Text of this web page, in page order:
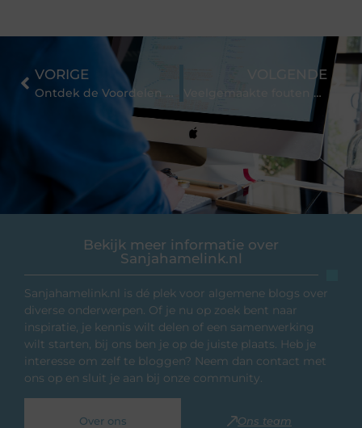
Bekijk meer informatie over
Sanjahamelink.nl
Sanjahamelink.nl is dé plek voor algemene blogs over
diverse onderwerpen. Of je nu op zoek bent naar
inspiratie, je kennis wilt delen of een samenwerking
wilt starten, bij ons ben je op de juiste plaats. Heb je
interesse om zelf te bloggen? Neem dan contact met
ons op en sluit je aan bij onze community.
Over ons Ons team
VORIGE VOLGENDE
Veelgemaakte fouten bij het kiezen van kinderkleding